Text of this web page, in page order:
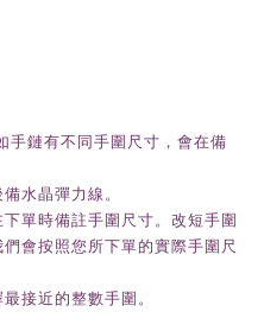
手鏈有不同手圍尺寸，會在備
水晶彈力線。
單時備註手圍尺寸。改短手圍
會按照您所下單的實際手圍尺
接近的整數手圍。